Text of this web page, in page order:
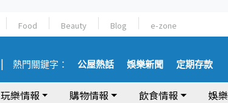
Food Beauty Blog e-zone
熱門關鍵字： 公屋熱話 娛樂新聞 定期存款
玩樂情報 購物情報 飲食情報 娛樂